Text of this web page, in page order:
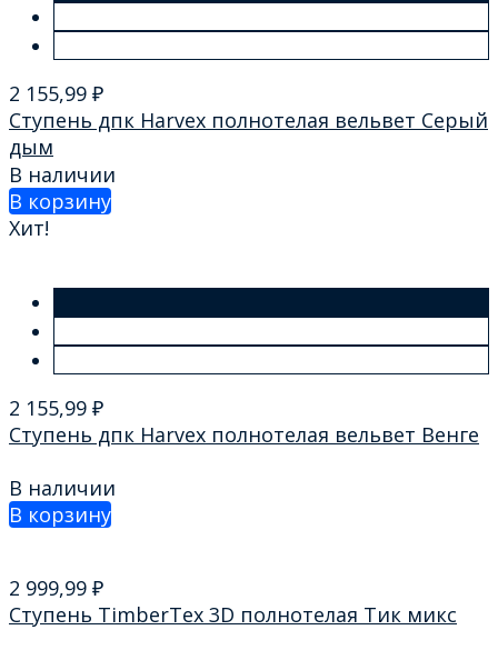
2 155,99 ₽
Ступень дпк Harvex полнотелая вельвет Серый
дым
В наличии
В корзину
Хит!
2 155,99 ₽
Ступень дпк Harvex полнотелая вельвет Венге
В наличии
В корзину
2 999,99 ₽
Ступень TimberTex 3D полнотелая Тик микс